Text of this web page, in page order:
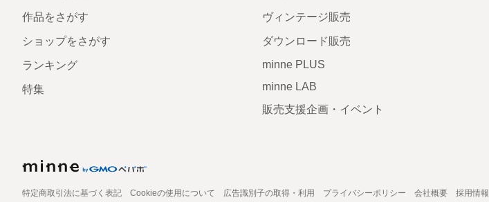
作品をさがす
ショップをさがす
ランキング
特集
ヴィンテージ販売
ダウンロード販売
minne PLUS
minne LAB
販売支援企画・イベント
特定商取引法に基づく表記 Cookieの使用について 広告識別子の取得・利用 プライバシーポリシー 会社概要 採用情報